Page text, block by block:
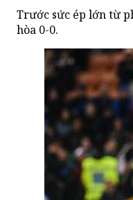
Trước sức ép lớn từ
hòa 0-0.